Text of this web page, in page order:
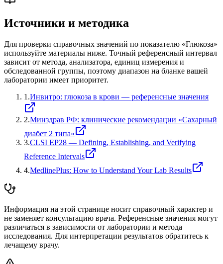
Источники и методика
Для проверки справочных значений по показателю «Глюкоза»
используйте материалы ниже. Точный референсный интервал
зависит от метода, анализатора, единиц измерения и
обследованной группы, поэтому диапазон на бланке вашей
лаборатории имеет приоритет.
1 .Инвитро: глюкоза в крови — референсные значения
2.Минздрав РФ: клинические рекомендации «Сахарный
диабет 2 типа»
3.CLSI EP28 — Defining, Establishing, and Verifying
Reference Intervals
4.MedlinePlus: How to Understand Your Lab Results
Информация на этой странице носит справочный характер и
не заменяет консультацию врача. Референсные значения могут
различаться в зависимости от лаборатории и метода
исследования. Для интерпретации результатов обратитесь к
лечащему врачу.